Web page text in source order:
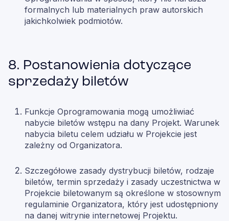
formalnych lub materialnych praw autorskich
jakichkolwiek podmiotów.
8. Postanowienia dotyczące
sprzedaży biletów
Funkcje Oprogramowania mogą umożliwiać
nabycie biletów wstępu na dany Projekt. Warunek
nabycia biletu celem udziału w Projekcie jest
zależny od Organizatora.
Szczegółowe zasady dystrybucji biletów, rodzaje
biletów, termin sprzedaży i zasady uczestnictwa w
Projekcie biletowanym są określone w stosownym
regulaminie Organizatora, który jest udostępniony
na danej witrynie internetowej Projektu.